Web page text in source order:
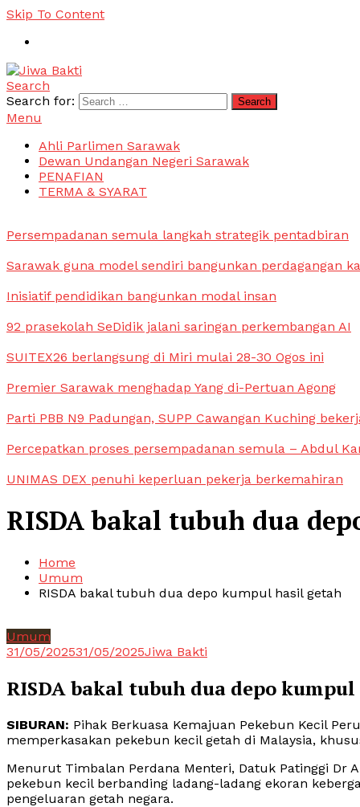
Skip To Content
Jiwa Bakti
Suara PBB Sarawak
Search
Search for:
Menu
Ahli Parlimen Sarawak
Dewan Undangan Negeri Sarawak
PENAFIAN
TERMA & SYARAT
Persempadanan semula langkah strategik pentadbiran
Sarawak guna model sendiri bangunkan perdagangan
Inisiatif pendidikan bangunkan modal insan
92 prasekolah SeDidik jalani saringan perkembangan AI
SUITEX26 berlangsung di Miri mulai 28-30 Ogos ini
Premier Sarawak menghadap Yang di-Pertuan Agong
Parti PBB N9 Padungan, SUPP Cawangan Kuching
Percepatkan proses persempadanan semula – Abdul
UNIMAS DEX penuhi keperluan pekerja berkemahiran
RISDA bakal tubuh dua
Home
Umum
RISDA bakal tubuh dua depo kumpul hasil getah
Umum
31/05/202531/05/2025Jiwa Bakti
RISDA bakal tubuh dua depo
SIBURAN: Pihak Berkuasa Kemajuan Pekebun Kecil
memperkasakan pekebun kecil getah di Malaysia,
Menurut Timbalan Perdana Menteri, Datuk Patinggi Dr
pekebun kecil berbanding ladang-ladang ekoran
pengeluaran getah negara.